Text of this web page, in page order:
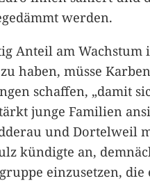
werden.
Anteil am Wachstum
haben, müsse Karben
schaffen, „damit
junge Familien
und Dortelweil
kündigte an,
einzusetzen, die